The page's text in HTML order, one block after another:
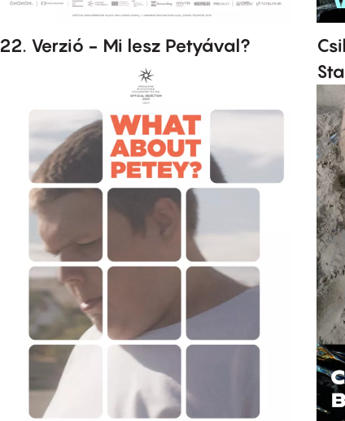
22. Verzió - Mi lesz Petyával?